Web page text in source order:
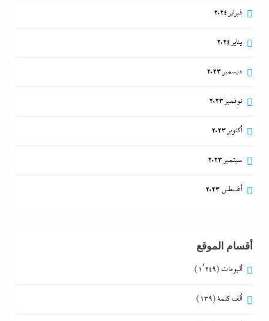
فبراير 2024
يناير 2024
ديسمبر 2023
نوفمبر 2023
أكتوبر 2023
سبتمبر 2023
أغسطس 2023
أقسام الموقع
ألبومات (1٬249)
ألف كلمة(139)